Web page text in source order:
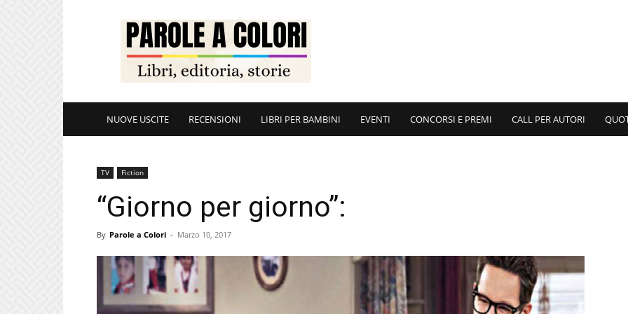
ParoleAColori
NUOVE USCITE RECENSIONI LIBRI PER BAMBINI EVENTI CONCORSI E PREMI CALL PER AUTORI
TV Fiction
“Giorno per giorno”:
By Parole a Colori - Marzo 10, 2017